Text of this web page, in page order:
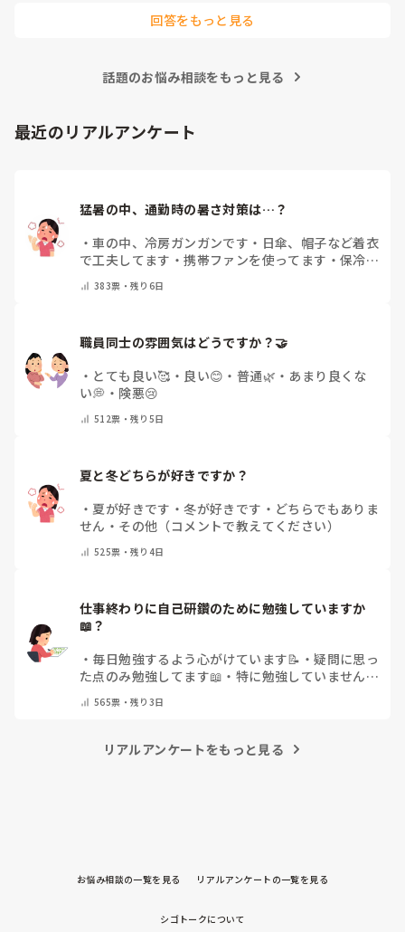
回答をもっと見る
話題のお悩み相談をもっと見る
最近のリアルアンケート
猛暑の中、通勤時の暑さ対策は…？
・車の中、冷房ガンガンです ・ 日傘、帽子など着衣
で工夫してます ・携帯ファンを使ってます ・ 保冷剤
ん ・その他（コメントで教えて下さい）
383票・残り6日
職員同士の雰囲気はどうですか？🤝
・ とても良い🥰 ・ 良い😊 ・ 普通🌿 ・ あまり良くな
い💭 ・ 険悪😢
512票・残り5日
夏と冬どちらが好きですか？
・ 夏が好きです ・冬が好きです ・ どちらでもありま
せん ・ その他（コメントで教えてください）
525票・残り4日
仕事終わりに自己研鑽のために勉強していますか
📖？
・ 毎日勉強するよう心がけています📝 ・疑問に思っ
た点のみ勉強してます📖 ・ 特に勉強していません・
565票・残り3日
リアルアンケートをもっと見る
お悩み相談の一覧を見る リアルアンケートの一覧を見る
シゴトークについて